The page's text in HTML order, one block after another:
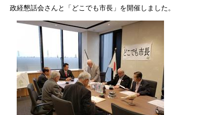
政経懇話会さんと「どこでも市長」を開催しました。